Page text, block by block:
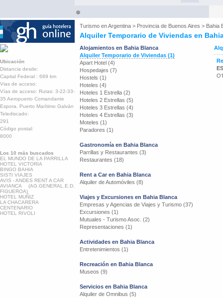
Turismo enArgentina > Provincia de Buenos Aires > Bahia
Alquiler Temporario de Viviendas en
Ubicación
Distancia desde:
Capital Federal : 689 km
Vias de acceso:
Vías de acceso: Rutas: 3-22-33-
35 Aeropuerto Comandante
Espora. Puerto Marítimo Galván
Telediscado:
291
Código postal:
8000
Los 10 más buscados
EL MUNDO DE LA PARRILLA
HOTEL VICTORIA
BINGO BAHIA
SISTI VIAJES
AVIS - ANDES RENT A CAR
AVIANCA (AG.GENERAL.E.D.
FIGUEROA)
HOTEL MUÑIZ
LA CHACARERA
CENTENARIO
HOTEL RIVOLI
Alojamientos en Bahia Blanca
Alquiler Temporario de Viviendas (1)
Apart Hotel (4)
Hospedajes (7)
Hostels (1)
Hoteles (4)
Hoteles 1 Estrella (2)
Hoteles 2 Estrellas (5)
Hoteles 3 Estrellas (4)
Hoteles 4 Estrellas (3)
Moteles (1)
Paradores (1)
Gastronomía en Bahia Blanca
Parrillas y Restaurantes (3)
Restaurantes (18)
Rent a Car en Bahia Blanca
Alquiler de Automóviles (8)
Viajes y Excursiones en Bahia Blanca
Empresas y Agencias de Viajes y Turismo (37)
Excursiones (1)
Mutuales - Turismo Asoc. (2)
Representaciones (1)
Actividades en Bahia Blanca
Entretenimientos (1)
Recreación en Bahia Blanca
Museos (9)
Servicios en Bahia Blanca
Alquiler de Omnibus (5)